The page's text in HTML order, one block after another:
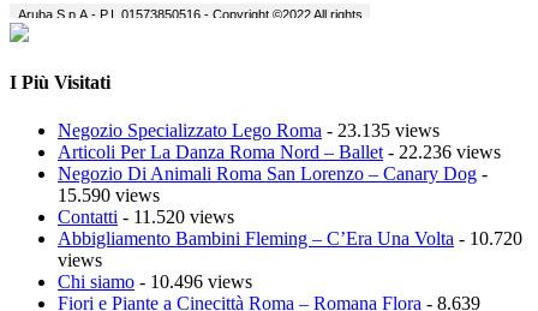
I Più Visitati
Negozio Specializzato Lego Roma - 23.135 views
Articoli Per La Danza Roma Nord – Ballet - 22.236 views
Negozio Di Animali Roma San Lorenzo – Canary Dog -
15.590 views
Contatti - 11.520 views
Abbigliamento Bambini Fleming – C’Era Una Volta - 10.720
views
Chi siamo - 10.496 views
Fiori e Piante a Cinecittà Roma – Romana Flora - 8.639